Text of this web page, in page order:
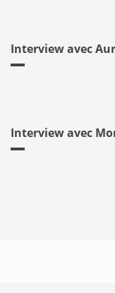
Interview avec
Interview avec